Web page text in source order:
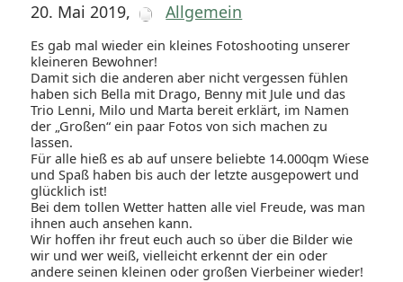
20. Mai 2019, Allgemein
Es gab mal wieder ein kleines Fotoshooting unserer
kleineren Bewohner!
Damit sich die anderen aber nicht vergessen fühlen
haben sich Bella mit Drago, Benny mit Jule und das
Trio Lenni, Milo und Marta bereit erklärt, im Namen
der „Großen“ ein paar Fotos von sich machen zu
lassen.
Für alle hieß es ab auf unsere beliebte 14.000qm Wiese
und Spaß haben bis auch der letzte ausgepowert und
glücklich ist!
Bei dem tollen Wetter hatten alle viel Freude, was man
ihnen auch ansehen kann.
Wir hoffen ihr freut euch auch so über die Bilder wie
wir und wer weiß, vielleicht erkennt der ein oder
andere seinen kleinen oder großen Vierbeiner wieder!